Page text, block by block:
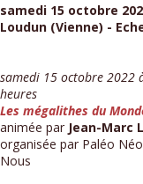
samedi 15 octobre
Loudun (Vienne) -
samedi 15 octobre 2022
heures
Les mégalithes du
animée par Jean-Marc
organisée par Paléo
Nous